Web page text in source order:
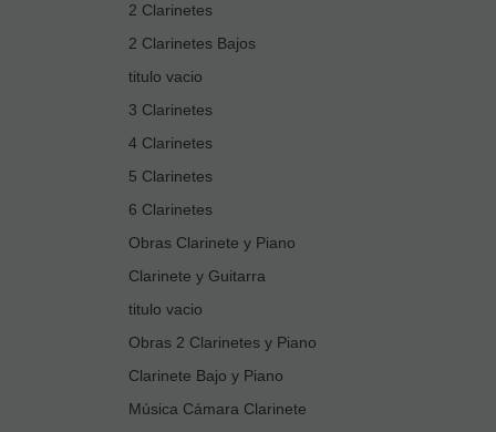
2 Clarinetes
2 Clarinetes Bajos
titulo vacio
3 Clarinetes
4 Clarinetes
5 Clarinetes
6 Clarinetes
Obras Clarinete y Piano
Clarinete y Guitarra
titulo vacio
Obras 2 Clarinetes y Piano
Clarinete Bajo y Piano
Música Cámara Clarinete